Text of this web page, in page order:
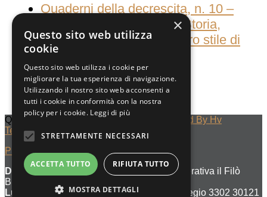
Quaderni della decrescita, n. 10 –
Consumati dal consumo Storia,
culture e pratiche del nostro stile di
vita
Quaderni Della Decrescita © 2023
Designed By Hv
Technology
Privacy Policy
Denominazione di editore :
Società Cooperativa il Filò
BDES
Luogo di pubblicazione :Venezia Cannaregio 3302 30121
×
Questo sito web utilizza
cookie
Questo sito web utilizza i cookie per
migliorare la tua esperienza di navigazione.
Utilizzando il nostro sito web acconsenti a
tutti i cookie in conformità con la nostra
policy per i cookie. Leggi di più
STRETTAMENTE NECESSARI
ACCETTA TUTTO RIFIUTA TUTTO
MOSTRA DETTAGLI